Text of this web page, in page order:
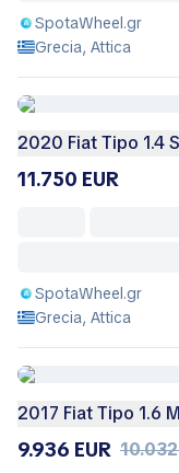
SpotaWheel.gr
Grecia, Attica
2020 Fiat Tipo 1.4
11.750 EUR
SpotaWheel.gr
Grecia, Attica
2017 Fiat Tipo 1.6
9.936 EUR 10.032